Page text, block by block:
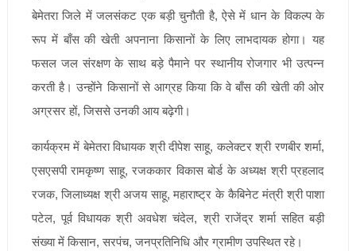
बेमेतरा जिले में जलसंकट एक बड़ी चुनौती है, ऐसे में धान के विकल्प के
रूप में बाँस की खेती अपनाना किसानों के लिए लाभदायक होगा। यह
फसल जल संरक्षण के साथ बड़े पैमाने पर स्थानीय रोजगार भी उत्पन्न
करती है। उन्होंने किसानों से आग्रह किया कि वे बाँस की खेती की ओर
अग्रसर हों, जिससे उनकी आय बढ़ेगी।
कार्यक्रम में बेमेतरा विधायक श्री दीपेश साहू, कलेक्टर श्री रणबीर शर्मा,
एसएसपी रामकृष्ण साहू, रजककार विकास बोर्ड के अध्यक्ष श्री प्रहलाद
रजक, जिलाध्यक्ष श्री अजय साहू, महाराष्ट्र के कैबिनेट मंत्री श्री पाशा
पटेल, पूर्व विधायक श्री अवधेश चंदेल, श्री राजेंद्र शर्मा सहित बड़ी
संख्या में किसान, सरपंच, जनप्रतिनिधि और ग्रामीण उपस्थित रहे।